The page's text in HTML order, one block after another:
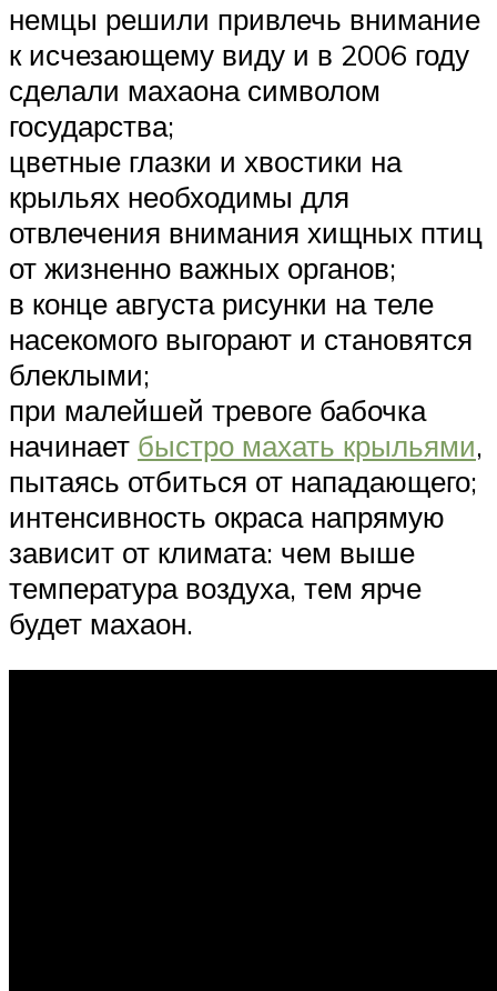
немцы решили привлечь внимание
к исчезающему виду и в 2006 году
сделали махаона символом
государства;
цветные глазки и хвостики на
крыльях необходимы для
отвлечения внимания хищных птиц
от жизненно важных органов;
в конце августа рисунки на теле
насекомого выгорают и становятся
блеклыми;
при малейшей тревоге бабочка
начинает быстро махать крыльями,
пытаясь отбиться от нападающего;
интенсивность окраса напрямую
зависит от климата: чем выше
температура воздуха, тем ярче
будет махаон.